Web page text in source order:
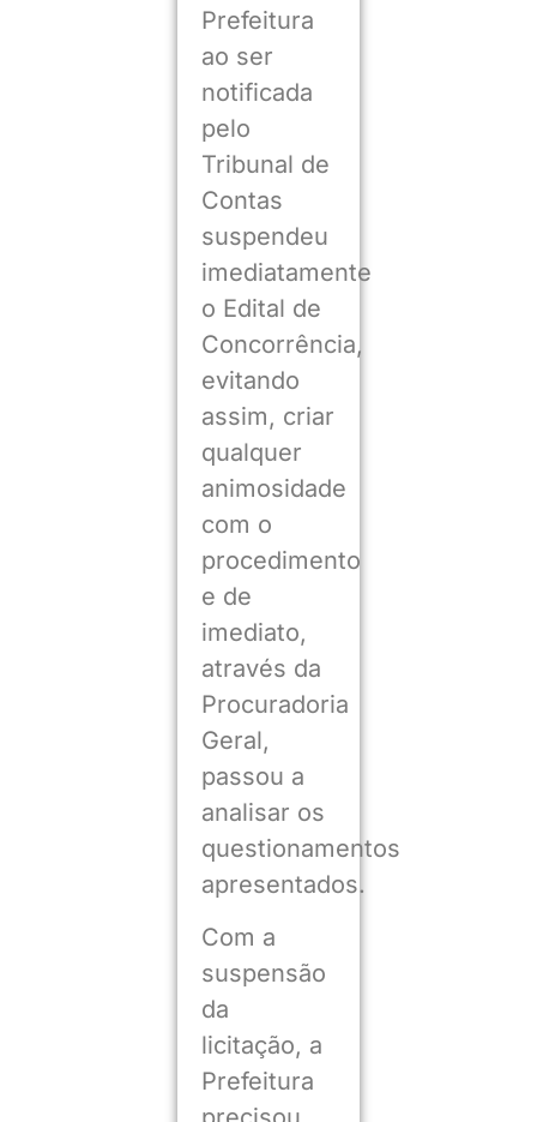
Prefeitura
ao ser
notificada
pelo
Tribunal de
Contas
suspendeu
imediatamente
o Edital de
Concorrência,
evitando
assim, criar
qualquer
animosidade
com o
procedimento
e de
imediato,
através da
Procuradoria
Geral,
passou a
analisar os
questionamentos
apresentados.
Com a
suspensão
da
licitação, a
Prefeitura